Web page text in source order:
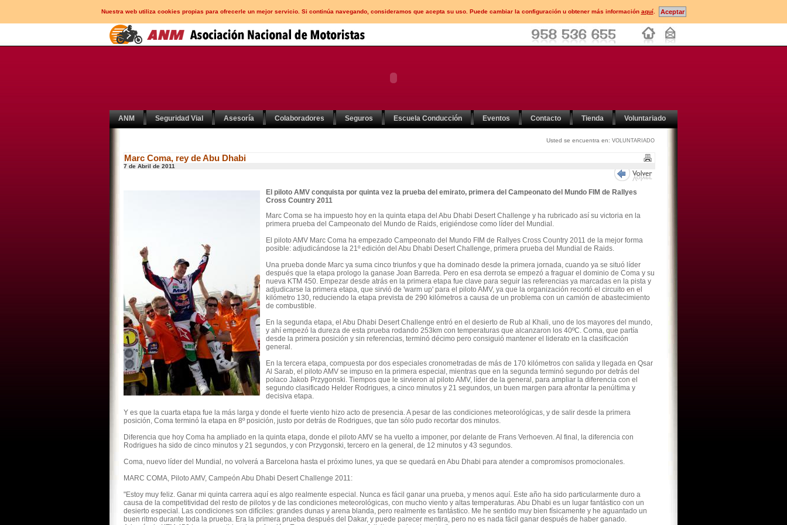
Nuestra web utiliza cookies propias para ofrecerle un mejor servicio. Si continúa navegando, consideramos que acepta su uso. Puede cambiar la configuración u obtener más información aquí.
ANM Seguridad Vial Asesoría Colaboradores Seguros Escuela Conducción Eventos Contacto Tienda Voluntariado
Usted se encuentra en: VOLUNTARIADO
Marc Coma, rey de Abu Dhabi
7 de Abril de 2011
El piloto AMV conquista por quinta vez la prueba del emirato, primera del Campeonato del Mundo FIM de Rallyes
Cross Country 2011
Marc Coma se ha impuesto hoy en la quinta etapa del Abu Dhabi Desert Challenge y ha rubricado así su victoria en la
primera prueba del Campeonato del Mundo de Raids, erigiéndose como líder del Mundial.
El piloto AMV Marc Coma ha empezado Campeonato del Mundo FIM de Rallyes Cross Country 2011 de la mejor forma
posible: adjudicándose la 21º edición del Abu Dhabi Desert Challenge, primera prueba del Mundial de Raids.
Una prueba donde Marc ya suma cinco triunfos y que ha dominado desde la primera jornada, cuando ya se situó líder
después que la etapa prologo la ganase Joan Barreda. Pero en esa derrota se empezó a fraguar el dominio de Coma y su
nueva KTM 450. Empezar desde atrás en la primera etapa fue clave para seguir las referencias ya marcadas en la pista y
adjudicarse la primera etapa, que sirvió de 'warm up' para el piloto AMV, ya que la organización recortó el circuito en el
kilómetro 130, reduciendo la etapa prevista de 290 kilómetros a causa de un problema con un camión de abastecimiento
de combustible.
En la segunda etapa, el Abu Dhabi Desert Challenge entró en el desierto de Rub al Khali, uno de los mayores del mundo,
y ahí empezó la dureza de esta prueba rodando 253km con temperaturas que alcanzaron los 40ºC. Coma, que partía
desde la primera posición y sin referencias, terminó décimo pero consiguió mantener el liderato en la clasificación
general.
En la tercera etapa, compuesta por dos especiales cronometradas de más de 170 kilómetros con salida y llegada en Qsar
Al Sarab, el piloto AMV se impuso en la primera especial, mientras que en la segunda terminó segundo por detrás del
polaco Jakob Przygonski. Tiempos que le sirvieron al piloto AMV, líder de la general, para ampliar la diferencia con el
segundo clasificado Helder Rodrigues, a cinco minutos y 21 segundos, un buen margen para afrontar la penúltima y
decisiva etapa.
Y es que la cuarta etapa fue la más larga y donde el fuerte viento hizo acto de presencia. A pesar de las condiciones meteorológicas, y de salir desde la primera
posición, Coma terminó la etapa en 8º posición, justo por detrás de Rodrigues, que tan sólo pudo recortar dos minutos.
Diferencia que hoy Coma ha ampliado en la quinta etapa, donde el piloto AMV se ha vuelto a imponer, por delante de Frans Verhoeven. Al final, la diferencia con
Rodrigues ha sido de cinco minutos y 21 segundos, y con Przygonski, tercero en la general, de 12 minutos y 43 segundos.
Coma, nuevo líder del Mundial, no volverá a Barcelona hasta el próximo lunes, ya que se quedará en Abu Dhabi para atender a compromisos promocionales.
MARC COMA, Piloto AMV, Campeón Abu Dhabi Desert Challenge 2011:
"Estoy muy feliz. Ganar mi quinta carrera aquí es algo realmente especial. Nunca es fácil ganar una prueba, y menos aquí. Este año ha sido particularmente duro a
causa de la competitividad del resto de pilotos y de las condiciones meteorológicas, con mucho viento y altas temperaturas. Abu Dhabi es un lugar fantástico con un
desierto especial. Las condiciones son difíciles: grandes dunas y arena blanda, pero realmente es fantástico. Me he sentido muy bien físicamente y he aguantado un
buen ritmo durante toda la prueba. Era la primera prueba después del Dakar, y puede parecer mentira, pero no es nada fácil ganar después de haber ganado.